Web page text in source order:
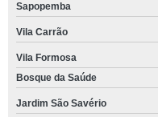
Sapopemba
Vila Carrão
Vila Formosa
Bosque da Saúde
Jardim São Savério